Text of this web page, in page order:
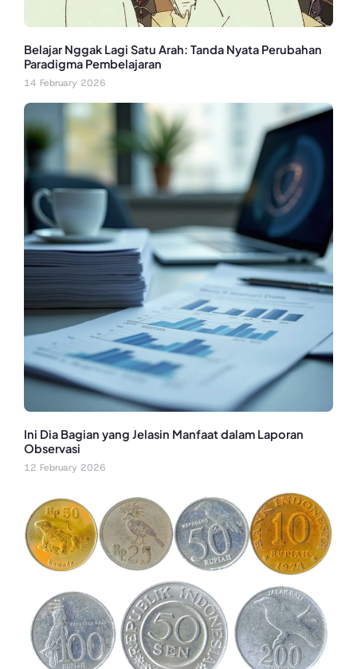
Belajar Nggak Lagi Satu Arah: Tanda Nyata Perubahan
Paradigma Pembelajaran
14 February 2026
Ini Dia Bagian yang Jelasin Manfaat dalam Laporan
Observasi
12 February 2026